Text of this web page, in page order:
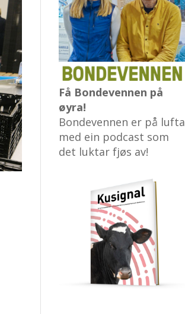
Få Bondevennen på
øyra!
Bondevennen er på lufta
med ein podcast som
det luktar fjøs av!